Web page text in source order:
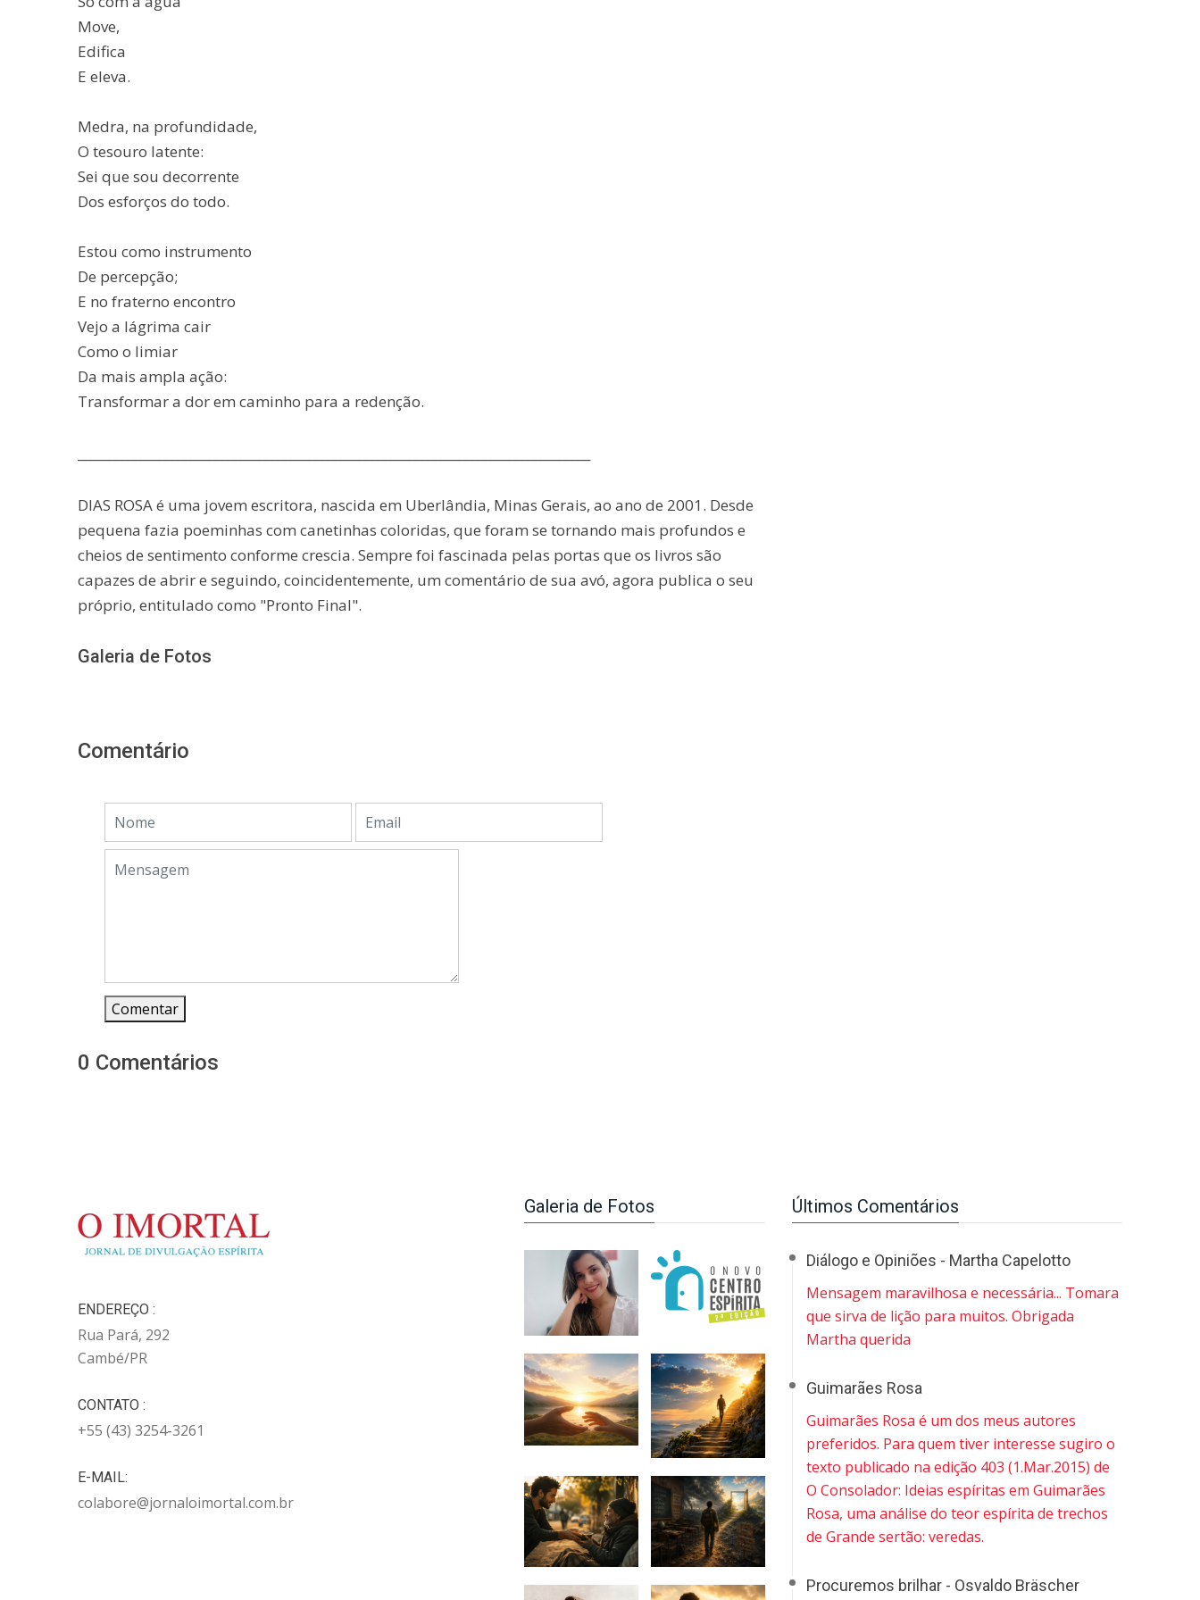
Move,
Edifica
E eleva.
Medra, na profundidade,
O tesouro latente:
Sei que sou decorrente
Dos esforços do todo.
Estou como instrumento
De percepção;
E no fraterno encontro
Vejo a lágrima cair
Como o limiar
Da mais ampla ação:
Transformar a dor em caminho para a redenção.
DIAS ROSA é uma jovem escritora, nascida em Uberlândia, Minas Gerais, ao ano de 2001. Desde
pequena fazia poeminhas com canetinhas coloridas, que foram se tornando mais profundos e
cheios de sentimento conforme crescia. Sempre foi fascinada pelas portas que os livros são
capazes de abrir e seguindo, coincidentemente, um comentário de sua avó, agora publica o seu
próprio, entitulado como "Pronto Final".
Galeria de Fotos
Comentário
Comentar
0 Comentários
ENDEREÇO :
Rua Pará, 292
Cambé/PR
CONTATO :
+55 (43) 3254-3261
E-MAIL:
colabore@jornaloimortal.com.br
Galeria de Fotos Últimos Comentários
Diálogo e Opiniões - Martha Capelotto
Mensagem maravilhosa e necessária... Tomara
que sirva de lição para muitos. Obrigada
Martha querida
Guimarães Rosa
Guimarães Rosa é um dos meus autores
preferidos. Para quem tiver interesse sugiro o
texto publicado na edição 403 (1.Mar.2015) de
O Consolador: Ideias espíritas em Guimarães
Rosa, uma análise do teor espírita de trechos
de Grande sertão: veredas.
Procuremos brilhar - Osvaldo Bräscher